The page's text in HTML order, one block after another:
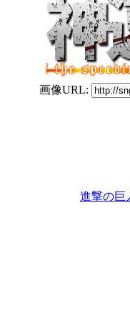
画像URL:
進撃の巨